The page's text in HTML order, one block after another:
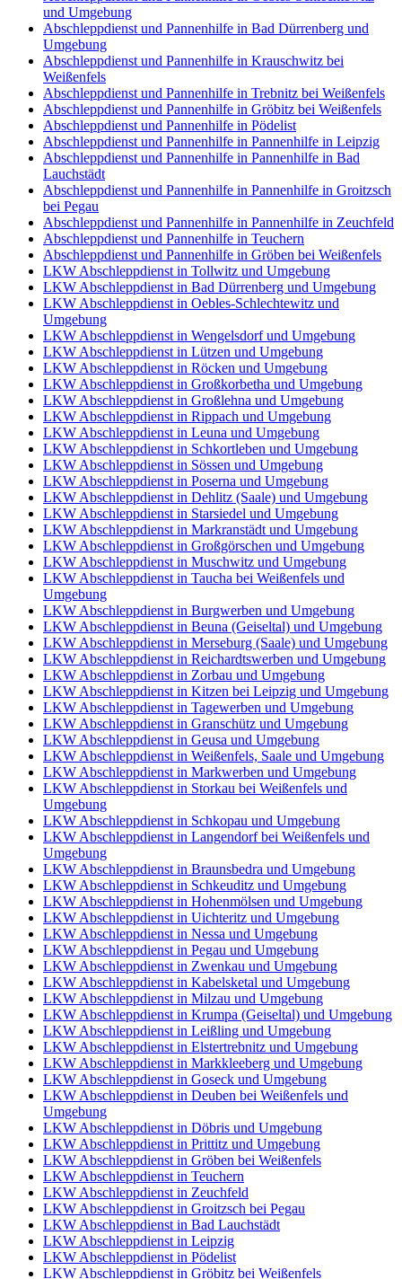
und Umgebung
Abschleppdienst und Pannenhilfe in Bad Dürrenberg und
Umgebung
Abschleppdienst und Pannenhilfe in Krauschwitz bei
Weißenfels
Abschleppdienst und Pannenhilfe in Trebnitz bei Weißenfels
Abschleppdienst und Pannenhilfe in Gröbitz bei Weißenfels
Abschleppdienst und Pannenhilfe in Pödelist
Abschleppdienst und Pannenhilfe in Pannenhilfe in Leipzig
Abschleppdienst und Pannenhilfe in Pannenhilfe in Bad
Lauchstädt
Abschleppdienst und Pannenhilfe in Pannenhilfe in Groitzsch
bei Pegau
Abschleppdienst und Pannenhilfe in Pannenhilfe in Zeuchfeld
Abschleppdienst und Pannenhilfe in Teuchern
Abschleppdienst und Pannenhilfe in Gröben bei Weißenfels
LKW Abschleppdienst in Tollwitz und Umgebung
LKW Abschleppdienst in Bad Dürrenberg und Umgebung
LKW Abschleppdienst in Oebles-Schlechtewitz und
Umgebung
LKW Abschleppdienst in Wengelsdorf und Umgebung
LKW Abschleppdienst in Lützen und Umgebung
LKW Abschleppdienst in Röcken und Umgebung
LKW Abschleppdienst in Großkorbetha und Umgebung
LKW Abschleppdienst in Großlehna und Umgebung
LKW Abschleppdienst in Rippach und Umgebung
LKW Abschleppdienst in Leuna und Umgebung
LKW Abschleppdienst in Schkortleben und Umgebung
LKW Abschleppdienst in Sössen und Umgebung
LKW Abschleppdienst in Poserna und Umgebung
LKW Abschleppdienst in Dehlitz (Saale) und Umgebung
LKW Abschleppdienst in Starsiedel und Umgebung
LKW Abschleppdienst in Markranstädt und Umgebung
LKW Abschleppdienst in Großgörschen und Umgebung
LKW Abschleppdienst in Muschwitz und Umgebung
LKW Abschleppdienst in Taucha bei Weißenfels und
Umgebung
LKW Abschleppdienst in Burgwerben und Umgebung
LKW Abschleppdienst in Beuna (Geiseltal) und Umgebung
LKW Abschleppdienst in Merseburg (Saale) und Umgebung
LKW Abschleppdienst in Reichardtswerben und Umgebung
LKW Abschleppdienst in Zorbau und Umgebung
LKW Abschleppdienst in Kitzen bei Leipzig und Umgebung
LKW Abschleppdienst in Tagewerben und Umgebung
LKW Abschleppdienst in Granschütz und Umgebung
LKW Abschleppdienst in Geusa und Umgebung
LKW Abschleppdienst in Weißenfels, Saale und Umgebung
LKW Abschleppdienst in Markwerben und Umgebung
LKW Abschleppdienst in Storkau bei Weißenfels und
Umgebung
LKW Abschleppdienst in Schkopau und Umgebung
LKW Abschleppdienst in Langendorf bei Weißenfels und
Umgebung
LKW Abschleppdienst in Braunsbedra und Umgebung
LKW Abschleppdienst in Schkeuditz und Umgebung
LKW Abschleppdienst in Hohenmölsen und Umgebung
LKW Abschleppdienst in Uichteritz und Umgebung
LKW Abschleppdienst in Nessa und Umgebung
LKW Abschleppdienst in Pegau und Umgebung
LKW Abschleppdienst in Zwenkau und Umgebung
LKW Abschleppdienst in Kabelsketal und Umgebung
LKW Abschleppdienst in Milzau und Umgebung
LKW Abschleppdienst in Krumpa (Geiseltal) und Umgebung
LKW Abschleppdienst in Leißling und Umgebung
LKW Abschleppdienst in Elstertrebnitz und Umgebung
LKW Abschleppdienst in Markkleeberg und Umgebung
LKW Abschleppdienst in Goseck und Umgebung
LKW Abschleppdienst in Deuben bei Weißenfels und
Umgebung
LKW Abschleppdienst in Döbris und Umgebung
LKW Abschleppdienst in Prittitz und Umgebung
LKW Abschleppdienst in Gröben bei Weißenfels
LKW Abschleppdienst in Teuchern
LKW Abschleppdienst in Zeuchfeld
LKW Abschleppdienst in Groitzsch bei Pegau
LKW Abschleppdienst in Bad Lauchstädt
LKW Abschleppdienst in Leipzig
LKW Abschleppdienst in Pödelist
LKW Abschleppdienst in Gröbitz bei Weißenfels